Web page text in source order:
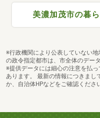
美濃加茂市の暮
※行政機関により公表していない
の政令指定都市は、市全体のデー
※提供データには細心の注意を払
あります。 最新の情報につきまし
か、自治体HPなどをご確認くださ